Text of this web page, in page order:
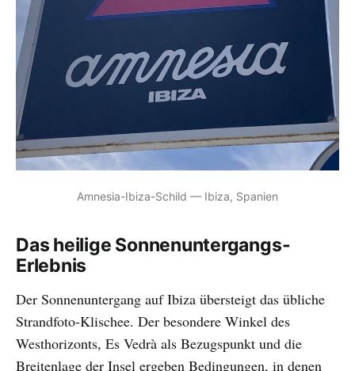
Amnesia-Ibiza-Schild — Ibiza, Spanien
Das heilige Sonnenuntergangs-
Erlebnis
Der Sonnenuntergang auf Ibiza übersteigt das übliche
Strandfoto-Klischee. Der besondere Winkel des
Westhorizonts, Es Vedrà als Bezugspunkt und die
Breitenlage der Insel ergeben Bedingungen, in denen